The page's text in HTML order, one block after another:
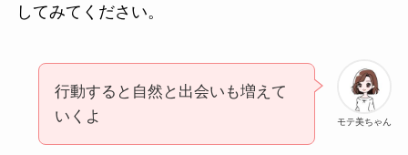
してみてください。
モテ美ちゃん
行動すると自然と出会いも増えて
いくよ